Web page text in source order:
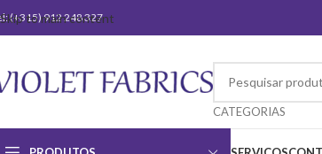
Skip to main content
(+315) 912 248 327
CATEGORIAS